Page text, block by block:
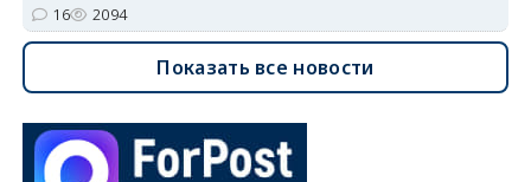
16 2094
Показать все новости